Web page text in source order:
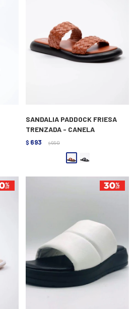
SANDALIA PADDOCK FRIESA
TRENZADA - CANELA
$ 693 $ 990